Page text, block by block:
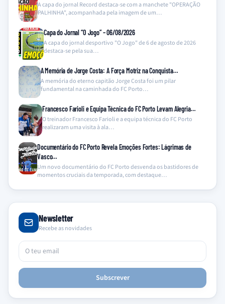
A capa do jornal Record destaca-se com a manchete "OPERAÇÃO
PALHINHA", acompanhada pela imagem de um…
Capa do Jornal “O Jogo” – 06/08/2026
A capa do jornal desportivo "O Jogo" de 6 de agosto de 2026
destaca-se pela sua…
A Memória de Jorge Costa: A Força Motriz na Conquista…
A memória do eterno capitão Jorge Costa foi um pilar
fundamental na caminhada do FC Porto…
Francesco Farioli e Equipa Técnica do FC Porto Levam Alegria…
O treinador Francesco Farioli e a equipa técnica do FC Porto
realizaram uma visita à ala…
Documentário do FC Porto Revela Emoções Fortes: Lágrimas de
Vasco…
Um novo documentário do FC Porto desvenda os bastidores de
momentos cruciais da temporada, com destaque…
Newsletter
Recebe as novidades
Subscrever